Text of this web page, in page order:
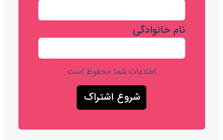
نام خانوادگی
اطلاعات شما محفوظ است